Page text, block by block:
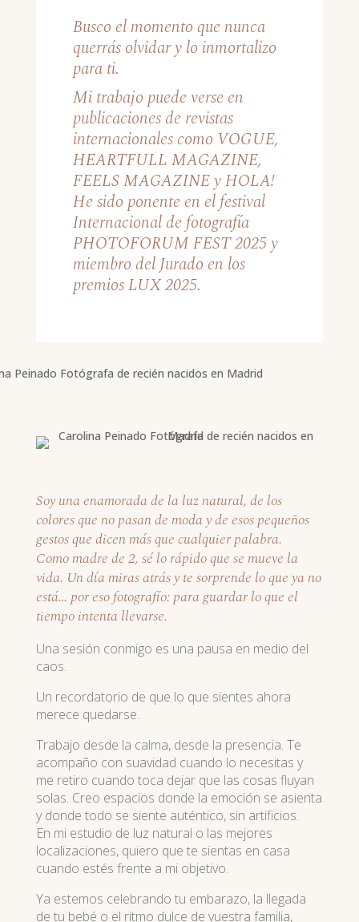
Busco el momento que nunca
querrás olvidar y lo inmortalizo
para ti.
Mi trabajo puede verse en
publicaciones de revistas
internacionales como VOGUE,
HEARTFULL MAGAZINE,
FEELS MAGAZINE y HOLA!
He sido ponente en el festival
Internacional de fotografía
PHOTOFORUM FEST 2025 y
miembro del Jurado en los
premios LUX 2025.
Soy una enamorada de la luz natural, de los
colores que no pasan de moda y de esos pequeños
gestos que dicen más que cualquier palabra.
Como madre de 2, sé lo rápido que se mueve la
vida. Un día miras atrás y te sorprende lo que ya no
está… por eso fotografío: para guardar lo que el
tiempo intenta llevarse.
Una sesión conmigo es una pausa en medio del
caos.
Un recordatorio de que lo que sientes ahora
merece quedarse.
Trabajo desde la calma, desde la presencia. Te
acompaño con suavidad cuando lo necesitas y
me retiro cuando toca dejar que las cosas fluyan
solas. Creo espacios donde la emoción se asienta
y donde todo se siente auténtico, sin artificios.
En mi estudio de luz natural o las mejores
localizaciones, quiero que te sientas en casa
cuando estés frente a mi objetivo.
Ya estemos celebrando tu embarazo, la llegada
de tu bebé o el ritmo dulce de vuestra familia,